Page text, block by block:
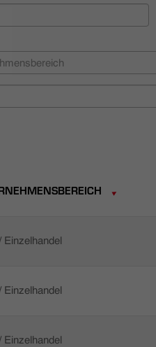
Einzelhandel
Einzelhandel
Einzelhandel